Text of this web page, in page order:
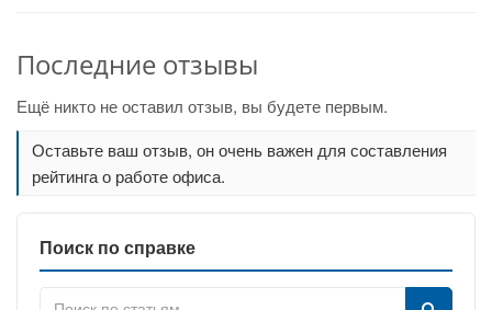
Последние отзывы
Ещё никто не оставил отзыв, вы будете первым.
Оставьте ваш отзыв, он очень важен для составления
рейтинга о работе офиса.
Поиск по справке